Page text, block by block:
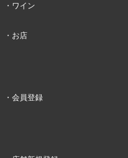
ワイン
お店
会員登録